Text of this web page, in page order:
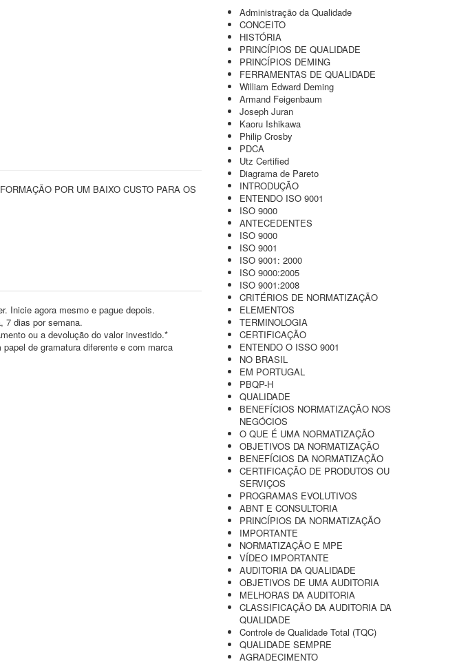
POR UM BAIXO CUSTO PARA OS
Inicie agora mesmo e pague depois.
7 dias por semana.
ou a devolução do valor investido.*
de gramatura diferente e com marca
Administração da Qualidade
CONCEITO
HISTÓRIA
PRINCÍPIOS DE QUALIDADE
PRINCÍPIOS DEMING
FERRAMENTAS DE QUALIDADE
William Edward Deming
Armand Feigenbaum
Joseph Juran
Kaoru Ishikawa
Philip Crosby
PDCA
Utz Certified
Diagrama de Pareto
INTRODUÇÃO
ENTENDO ISO 9001
ISO 9000
ANTECEDENTES
ISO 9000
ISO 9001
ISO 9001: 2000
ISO 9000:2005
ISO 9001:2008
CRITÉRIOS DE NORMATIZAÇÃO
ELEMENTOS
TERMINOLOGIA
CERTIFICAÇÃO
ENTENDO O ISSO 9001
NO BRASIL
EM PORTUGAL
PBQP-H
QUALIDADE
BENEFÍCIOS NORMATIZAÇÃO NOS
NEGÓCIOS
O QUE É UMA NORMATIZAÇÃO
OBJETIVOS DA NORMATIZAÇÃO
BENEFÍCIOS DA NORMATIZAÇÃO
CERTIFICAÇÃO DE PRODUTOS OU
SERVIÇOS
PROGRAMAS EVOLUTIVOS
ABNT E CONSULTORIA
PRINCÍPIOS DA NORMATIZAÇÃO
IMPORTANTE
NORMATIZAÇÃO E MPE
VÍDEO IMPORTANTE
AUDITORIA DA QUALIDADE
OBJETIVOS DE UMA AUDITORIA
MELHORAS DA AUDITORIA
CLASSIFICAÇÃO DA AUDITORIA DA
QUALIDADE
Controle de Qualidade Total (TQC)
QUALIDADE SEMPRE
AGRADECIMENTO